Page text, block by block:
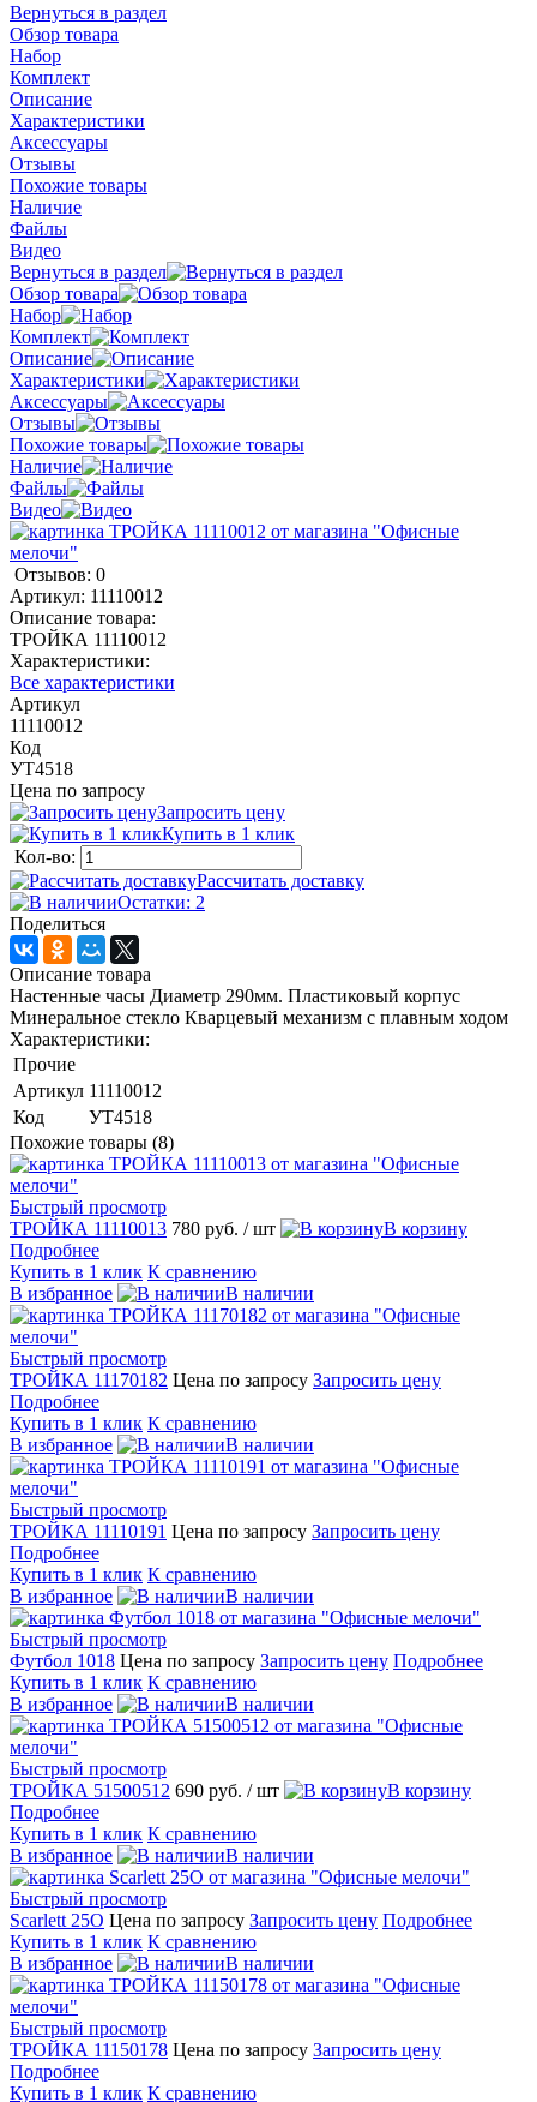
Вернуться в раздел
Обзор товара
Набор
Комплект
Описание
Характеристики
Аксессуары
Отзывы
Похожие товары
Наличие
Файлы
Видео
Вернуться в раздел
Обзор товара
Набор
Комплект
Описание
Характеристики
Аксессуары
Отзывы
Похожие товары
Наличие
Файлы
Видео
Отзывов: 0
Артикул: 11110012
Описание товара:
ТРОЙКА 11110012
Характеристики:
Все характеристики
Артикул
11110012
Код
УТ4518
Цена по запросу
Запросить цену
Купить в 1 клик
Кол-во:
Рассчитать доставку
Остатки: 2
Поделиться
Описание товара
Настенные часы Диаметр 290мм. Пластиковый корпус
Минеральное стекло Кварцевый механизм с плавным ходом
Характеристики:
Прочие
Артикул 11110012
Код
УТ4518
Похожие товары (8)
Быстрый просмотр
ТРОЙКА 11110013 780 руб. / шт
В корзину
Подробнее
Купить в 1 клик К сравнению
В избранное
В наличии
Быстрый просмотр
ТРОЙКА 11170182 Цена по запросу Запросить цену
Подробнее
Купить в 1 клик К сравнению
В избранное
В наличии
Быстрый просмотр
ТРОЙКА 11110191 Цена по запросу Запросить цену
Подробнее
Купить в 1 клик К сравнению
В избранное
В наличии
Быстрый просмотр
Футбол 1018 Цена по запросу Запросить цену Подробнее
Купить в 1 клик К сравнению
В избранное
В наличии
Быстрый просмотр
ТРОЙКА 51500512 690 руб. / шт
В корзину
Подробнее
Купить в 1 клик К сравнению
В избранное
В наличии
Быстрый просмотр
Scarlett 25O Цена по запросу Запросить цену Подробнее
Купить в 1 клик К сравнению
В избранное
В наличии
Быстрый просмотр
ТРОЙКА 11150178 Цена по запросу Запросить цену
Подробнее
Купить в 1 клик К сравнению